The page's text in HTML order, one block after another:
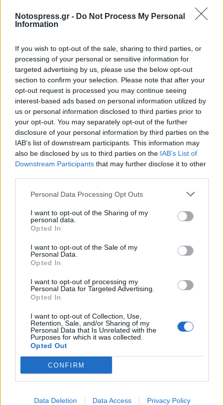
Notospress.gr - Do Not Process My Personal
Information
If you wish to opt-out of the sale, sharing to third parties, or
processing of your personal or sensitive information for
targeted advertising by us, please use the below opt-out
section to confirm your selection. Please note that after your
opt-out request is processed you may continue seeing
interest-based ads based on personal information utilized by
us or personal information disclosed to third parties prior to
your opt-out. You may separately opt-out of the further
disclosure of your personal information by third parties on the
IAB’s list of downstream participants. This information may
also be disclosed by us to third parties on the IAB’s List of
Downstream Participants that may further disclose it to other
Personal Data Processing Opt Outs
I want to opt-out of the Sharing of my
personal data.
Opted In
I want to opt-out of the Sale of my
Personal Data.
Opted In
I want to opt-out of processing my
Personal Data for Targeted Advertising.
Opted In
I want to opt-out of Collection, Use,
Retention, Sale, and/or Sharing of my
Personal Data that Is Unrelated with the
Purposes for which it was collected.
Opted Out
CONFIRM
Data Deletion Data Access Privacy Policy